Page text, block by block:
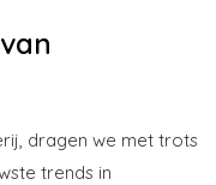
dragen we met trots
trends in